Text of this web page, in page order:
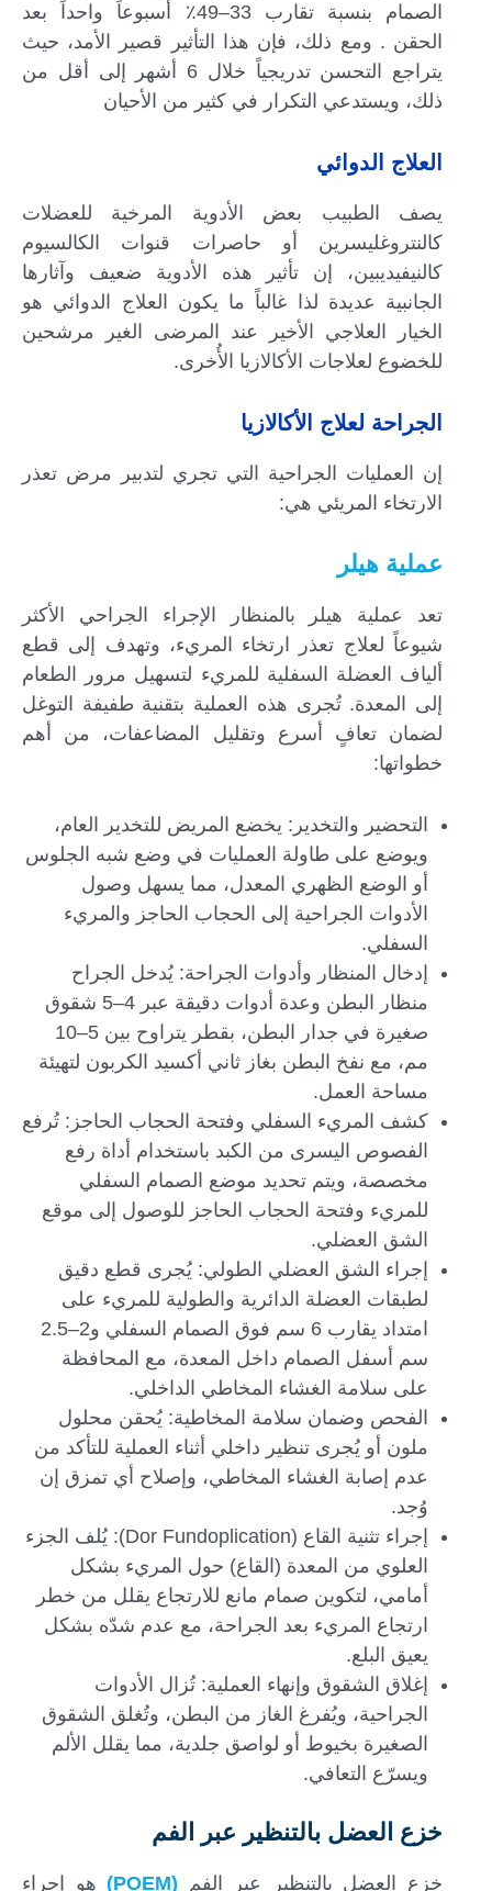
الصمام بنسبة تقارب 33–49٪ أسبوعاً واحداً بعد
الحقن . ومع ذلك، فإن هذا التأثير قصير الأمد، حيث
يتراجع التحسن تدريجياً خلال 6 أشهر إلى أقل من
ذلك، ويستدعي التكرار في كثير من الأحيان
العلاج الدوائي
يصف الطبيب بعض الأدوية المرخية للعضلات
كالنتروغليسرين أو حاصرات قنوات الكالسيوم
كالنيفيديبين، إن تأثير هذه الأدوية ضعيف وآثارها
الجانبية عديدة لذا غالباً ما يكون العلاج الدوائي هو
الخيار العلاجي الأخير عند المرضى الغير مرشحين
للخضوع لعلاجات الأكالازيا الأُخرى.
الجراحة لعلاج الأكالازيا
إن العمليات الجراحية التي تجري لتدبير مرض تعذر
الارتخاء المريئي هي:
عملية هيلر
تعد عملية هيلر بالمنظار الإجراء الجراحي الأكثر
شيوعاً لعلاج تعذر ارتخاء المريء، وتهدف إلى قطع
ألياف العضلة السفلية للمريء لتسهيل مرور الطعام
إلى المعدة. تُجرى هذه العملية بتقنية طفيفة التوغل
لضمان تعافٍ أسرع وتقليل المضاعفات، من أهم
خطواتها:
التحضير والتخدير: يخضع المريض للتخدير العام،
ويوضع على طاولة العمليات في وضع شبه الجلوس
أو الوضع الظهري المعدل، مما يسهل وصول
الأدوات الجراحية إلى الحجاب الحاجز والمريء
السفلي.
إدخال المنظار وأدوات الجراحة: يُدخل الجراح
منظار البطن وعدة أدوات دقيقة عبر 4–5 شقوق
صغيرة في جدار البطن، بقطر يتراوح بين 5–10
مم، مع نفخ البطن بغاز ثاني أكسيد الكربون لتهيئة
مساحة العمل.
كشف المريء السفلي وفتحة الحجاب الحاجز: تُرفع
الفصوص اليسرى من الكبد باستخدام أداة رفع
مخصصة، ويتم تحديد موضع الصمام السفلي
للمريء وفتحة الحجاب الحاجز للوصول إلى موقع
الشق العضلي.
إجراء الشق العضلي الطولي: يُجرى قطع دقيق
لطبقات العضلة الدائرية والطولية للمريء على
امتداد يقارب 6 سم فوق الصمام السفلي و2–2.5
سم أسفل الصمام داخل المعدة، مع المحافظة
على سلامة الغشاء المخاطي الداخلي.
الفحص وضمان سلامة المخاطية: يُحقن محلول
ملون أو يُجرى تنظير داخلي أثناء العملية للتأكد من
عدم إصابة الغشاء المخاطي، وإصلاح أي تمزق إن
وُجد.
إجراء تثنية القاع (Dor Fundoplication): يُلف الجزء
العلوي من المعدة (القاع) حول المريء بشكل
أمامي، لتكوين صمام مانع للارتجاع يقلل من خطر
ارتجاع المريء بعد الجراحة، مع عدم شدّه بشكل
يعيق البلع.
إغلاق الشقوق وإنهاء العملية: تُزال الأدوات
الجراحية، ويُفرغ الغاز من البطن، وتُغلق الشقوق
الصغيرة بخيوط أو لواصق جلدية، مما يقلل الألم
ويسرّع التعافي.
خزع العضل بالتنظير عبر الفم
خزع العضل بالتنظير عبر الفم (POEM) هو إجراء